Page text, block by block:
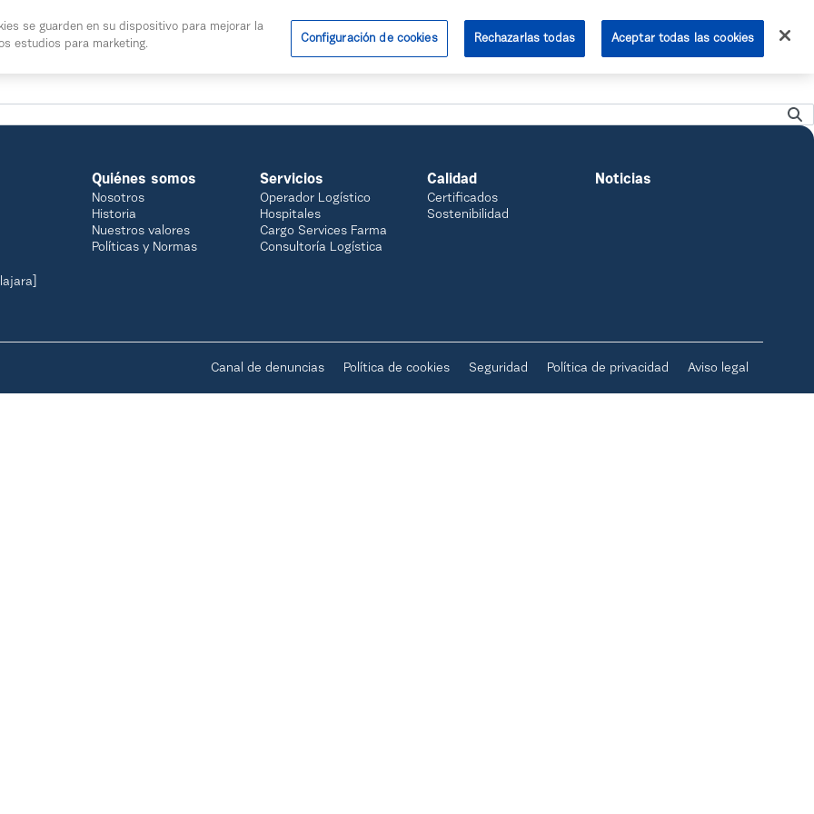
Noticias farmavenix.public.acceso farmavenix.public.contacta
Quiénes somos
Nosotros
Historia
Nuestros valores
Políticas y Normas
Servicios
Operador Logístico
Hospitales
Cargo Services Farma
Consultoría Logística
Calidad
Certificados
Sostenibilidad
Noticias
Canal de denuncias Política de cookies Seguridad Política de privacidad Aviso legal
se guarden en su dispositivo para mejorar la
estudios para marketing.
Configuración de cookies Rechazarlas todas Aceptar todas las cookies